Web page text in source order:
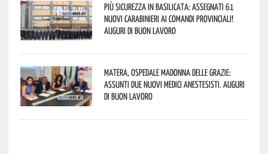
Più sicurezza in Basilicata: assegnati 61
nuovi Carabinieri ai Comandi provinciali!
Auguri di buon lavoro
Matera, Ospedale Madonna delle Grazie:
assunti due nuovi medici anestesisti. Auguri
di buon lavoro